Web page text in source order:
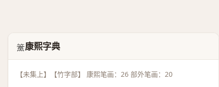
𥸈 康熙字典
【未集上】【竹字部】 康熙笔画：26 部外笔画：20